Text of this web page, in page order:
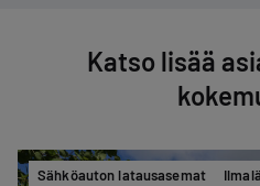
Katso lisää
Sähköauton latausasemat